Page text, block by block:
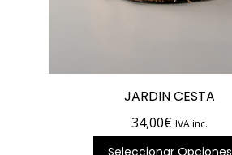
JARDIN CESTA
34,00€ IVA inc.